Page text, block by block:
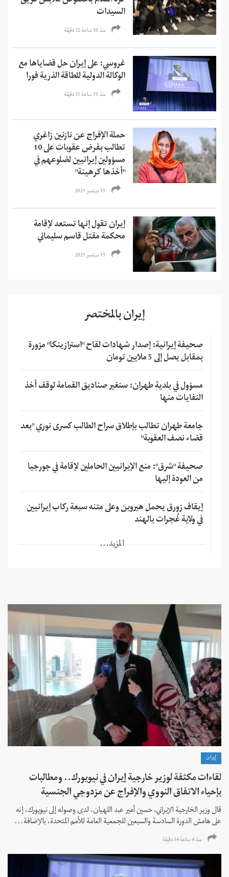
السيدات
منذ 18 ساعة 32 دقیقة
غروسي: على إيران حل قضاياها مع
الوكالة الدولية للطاقة الذرية فورا
منذ 19 ساعة 31 دقیقة
حملة الإفراج عن نازنين زاغري
تطالب بفرض عقوبات على 10
مسؤولين إيرانيين لضلوعهم في
"أخذها كرهينة"
19 سبتمبر 2021
إيران تقول إنها تستعد لإقامة
محكمة مقتل قاسم سليماني
19 سبتمبر 2021
إيران بالمختصر
صحيفة إيرانية: إصدار شهادات لقاح "استرازينكا" مزورة
بمقابل يصل إلى 5 ملايين تومان
مسؤول في بلدية طهران: سنغير صناديق القمامة لوقف أخذ
النفايات منها
جامعة طهران تطالب بإطلاق سراح الطالب كسرى نوري "بعد
قضاء نصف العقوبة"
صحيفة "شرق": منع الإيرانيين الحاملين لإقامة في جورجيا
من العودة إليها
إيقاف زورق يحمل هيروين وعلى متنه سبعة ركاب إيرانيين
في ولاية غُجرات بالهند
المزيد...
إيران
لقاءات مكثفة لوزير خارجية إيران في نيويورك.. ومطالبات
بإحياء الاتفاق النووي والإفراج عن مزدوجي الجنسية
قال وزير الخارجية الإيراني، حسين أمير عبد اللهيان، لدى وصوله إلى نيويورك، إنه
على هامش الدورة السادسة والسبعين للجمعية العامة للأمم المتحدة، بالإضافة...
منذ 4 ساعة 34 دقیقة